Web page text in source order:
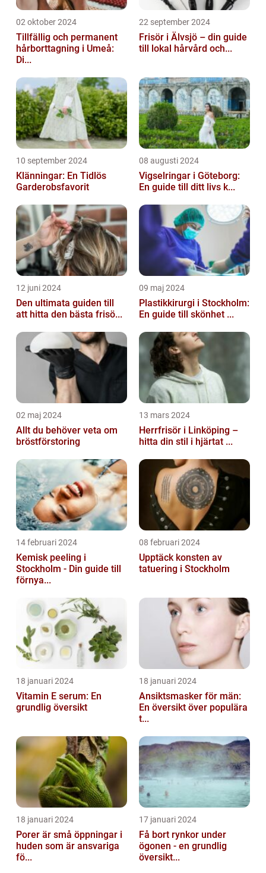
02 oktober 2024
Tillfällig och permanent
hårborttagning i Umeå:
Di...
22 september 2024
Frisör i Älvsjö – din guide
till lokal hårvård och...
10 september 2024
Klänningar: En Tidlös
Garderobsfavorit
08 augusti 2024
Vigselringar i Göteborg:
En guide till ditt livs k...
12 juni 2024
Den ultimata guiden till
att hitta den bästa frisö...
09 maj 2024
Plastikkirurgi i Stockholm:
En guide till skönhet ...
02 maj 2024
Allt du behöver veta om
bröstförstoring
13 mars 2024
Herrfrisör i Linköping –
hitta din stil i hjärtat ...
14 februari 2024
Kemisk peeling i
Stockholm - Din guide till
förnya...
08 februari 2024
Upptäck konsten av
tatuering i Stockholm
18 januari 2024
Vitamin E serum: En
grundlig översikt
18 januari 2024
Ansiktsmasker för män:
En översikt över populära
t...
18 januari 2024
Porer är små öppningar i
huden som är ansvariga
fö...
17 januari 2024
Få bort rynkor under
ögonen - en grundlig
översikt...